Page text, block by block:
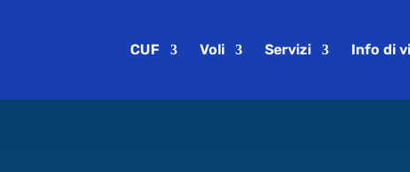
CUF Voli Servizi Info di